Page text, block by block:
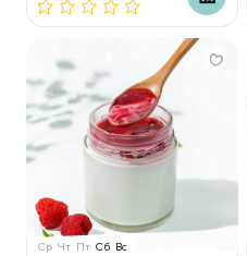
Ср Чт Пт Сб Вс